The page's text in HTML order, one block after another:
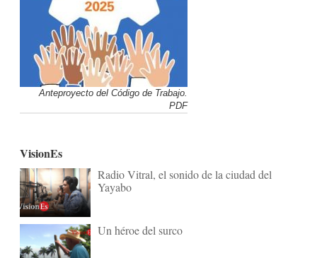
Anteproyecto del Código de Trabajo.
PDF
VisionEs
Radio Vitral, el sonido de la ciudad del
Yayabo
Un héroe del surco